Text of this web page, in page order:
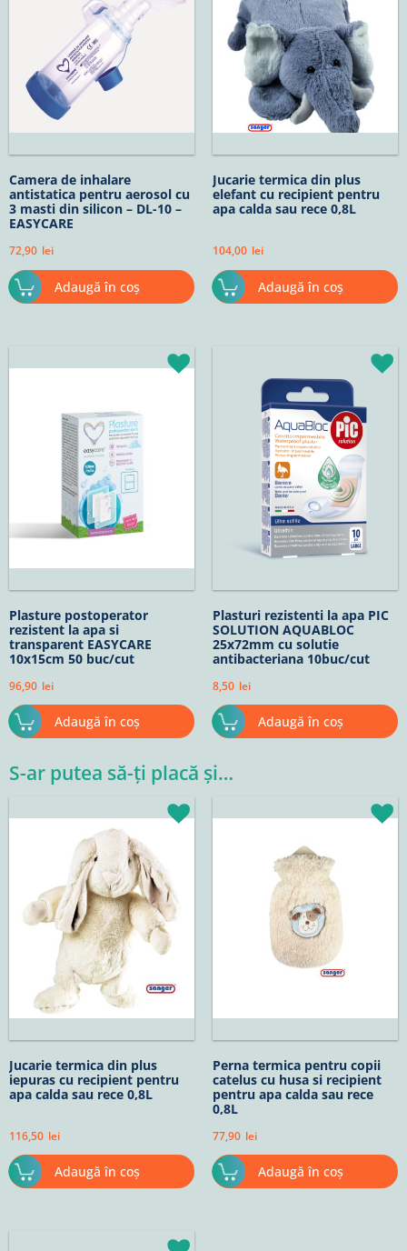
Camera de inhalare
antistatica pentru aerosol cu
3 masti din silicon – DL-10 –
EASYCARE
72,90 lei
Adaugă în coș
Jucarie termica din plus
elefant cu recipient pentru
apa calda sau rece 0,8L
104,00 lei
Adaugă în coș
Plasture postoperator
rezistent la apa si
transparent EASYCARE
10x15cm 50 buc/cut
96,90 lei
Adaugă în coș
Plasturi rezistenti la apa PIC
SOLUTION AQUABLOC
25x72mm cu solutie
antibacteriana 10buc/cut
8,50 lei
Adaugă în coș
S-ar putea să-ți placă și…
Jucarie termica din plus
iepuras cu recipient pentru
apa calda sau rece 0,8L
116,50 lei
Adaugă în coș
Perna termica pentru copii
catelus cu husa si recipient
pentru apa calda sau rece
0,8L
77,90 lei
Adaugă în coș